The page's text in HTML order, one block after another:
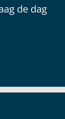
de dag